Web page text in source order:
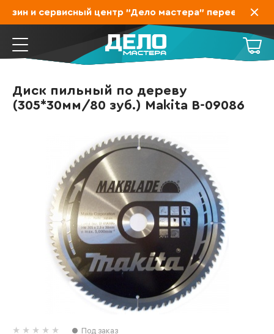
и сервисный центр "Дело мастера" переехал на
Диск пильный по дереву
(305*30мм/80 зуб.) Makita B-09086
Под заказ